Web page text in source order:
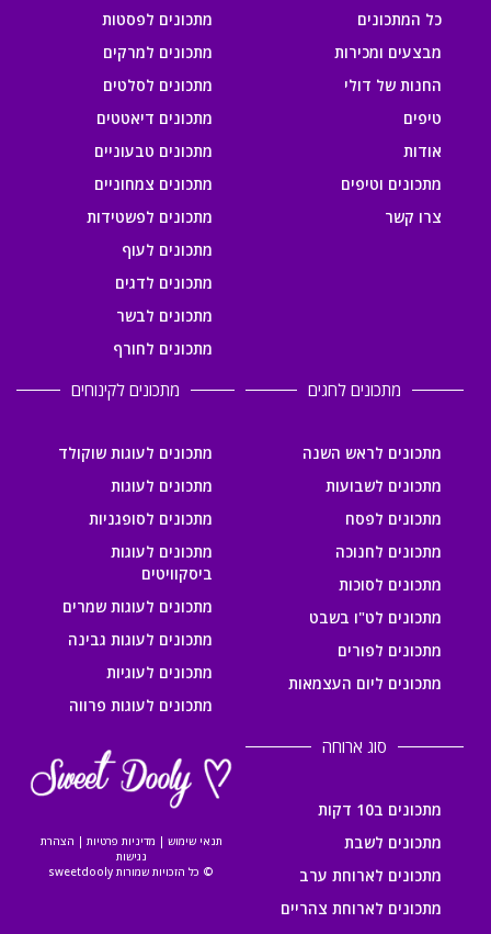
כל המתכונים
מבצעים ומכירות
החנות של דולי
טיפים
אודות
מתכונים וטיפים
צרו קשר
מתכונים לפסטות
מתכונים למרקים
מתכונים לסלטים
מתכונים דיאטטים
מתכונים טבעוניים
מתכונים צמחוניים
מתכונים לפשטידות
מתכונים לעוף
מתכונים לדגים
מתכונים לבשר
מתכונים לחורף
מתכונים לחגים
מתכונים לראש השנה
מתכונים לשבועות
מתכונים לפסח
מתכונים לחנוכה
מתכונים לסוכות
מתכונים לט"ו בשבט
מתכונים לפורים
מתכונים ליום העצמאות
מתכונים לקינוחים
מתכונים לעוגות שוקולד
מתכונים לעוגות
מתכונים לסופגניות
מתכונים לעוגות
ביסקוויטים
מתכונים לעוגות שמרים
מתכונים לעוגות גבינה
מתכונים לעוגיות
מתכונים לעוגות פרווה
סוג ארוחה
מתכונים ב10 דקות
מתכונים לשבת
מתכונים לארוחת ערב
מתכונים לארוחת צהריים
תנאי שימוש | מדיניות פרטיות | הצהרת
נגישות
© כל הזכויות שמורות sweetdooly